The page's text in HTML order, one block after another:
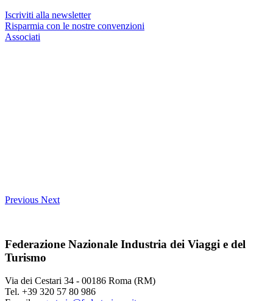
Iscriviti alla newsletter
Risparmia con le nostre convenzioni
Associati
Previous Next
Federazione Nazionale Industria dei Viaggi e del
Turismo
Via dei Cestari 34 - 00186 Roma (RM)
Tel. +39 320 57 80 986